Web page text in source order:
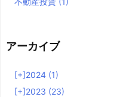
アーカイブ
[+]2024 (1)
[+]2023 (23)